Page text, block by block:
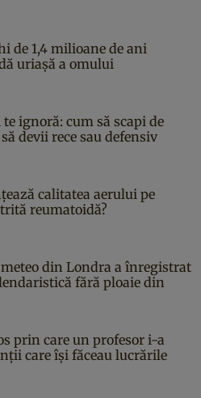
de 1,4 milioane de ani
uriașă a omului
ignoră: cum să scapi de
devii rece sau defensiv
calitatea aerului pe
reumatoidă?
meteo din Londra a înregistrat
fără ploaie din
prin care un profesor i-a
care își făceau lucrările